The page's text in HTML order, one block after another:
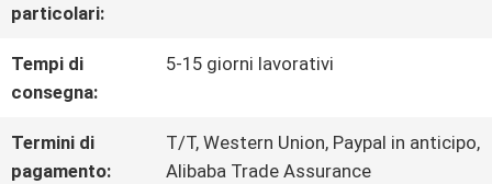
FABBRICA
CONTROLLO
DI
particolari:
Tempi di
consegna:
5-15 giorni lavorativi
Termini di
pagamento:
T/T, Western Union, Paypal in anticipo,
Alibaba Trade Assurance